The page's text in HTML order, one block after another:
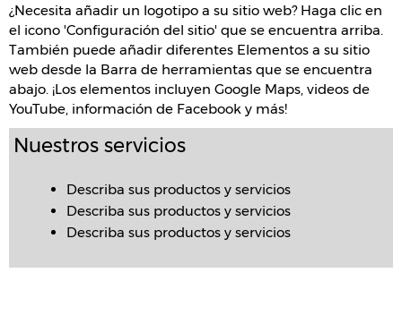
¿Necesita añadir un logotipo a su sitio web? Haga clic en
el icono 'Configuración del sitio' que se encuentra arriba.
También puede añadir diferentes Elementos a su sitio
web desde la Barra de herramientas que se encuentra
abajo. ¡Los elementos incluyen Google Maps, videos de
YouTube, información de Facebook y más!
Nuestros servicios
Describa sus productos y servicios
Describa sus productos y servicios
Describa sus productos y servicios